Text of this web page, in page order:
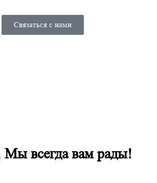
Связаться с нами
Мы всегда вам рады!